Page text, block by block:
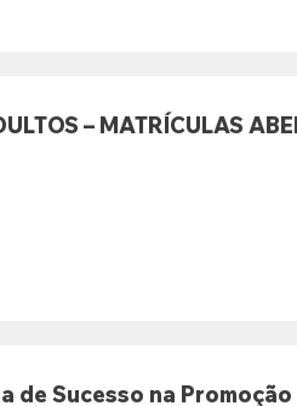
– MATRÍCULAS
de Sucesso na